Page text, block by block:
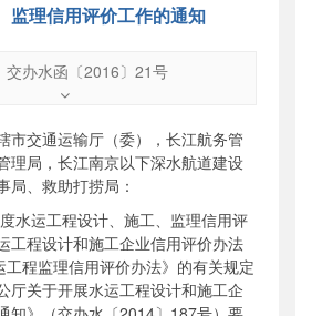
监理信用评价工作的通知
交办水函〔2016〕21号
办水函〔2016〕21号
年01月15日
运工程设计;施工;监理信用评价
局
公厅函
市交通运输厅（委），长江航务管
理局，长江南京以下深水航道建设
局、救助打捞局：
水运工程设计、施工、监理信用评
工程设计和施工企业信用评价办法
工程监理信用评价办法》的有关规定
厅关于开展水运工程设计和施工企